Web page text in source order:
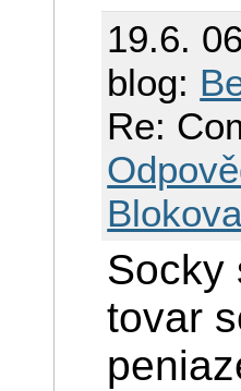
19.6.
blog:
Re:
Socky
tovar